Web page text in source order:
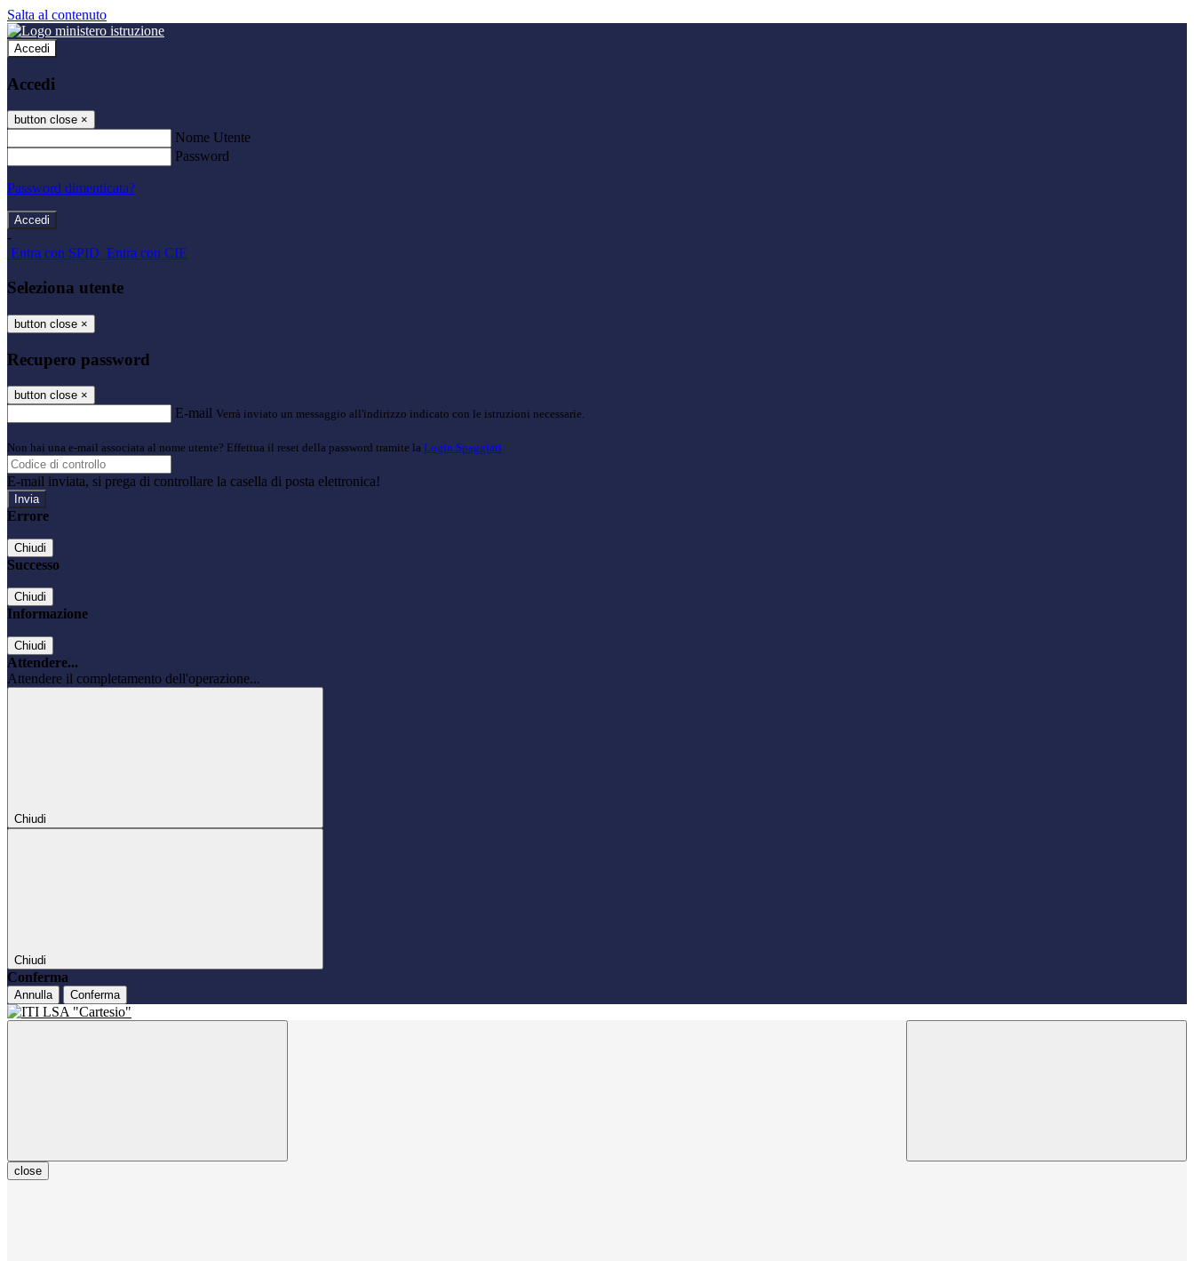
Salta al contenuto
Accedi
Accedi
button close ×
Nome Utente
Password
Password dimenticata?
-
Entra con SPID Entra con CIE
Seleziona utente
button close ×
Recupero password
button close ×
E-mail Verrà inviato un messaggio all'indirizzo indicato con le istruzioni necessarie.
Non hai una e-mail associata al nome utente? Effettua il reset della password tramite la Login Spaggiari
E-mail inviata, si prega di controllare la casella di posta elettronica!
Errore
Chiudi
Successo
Chiudi
Informazione
Chiudi
Attendere...
Attendere il completamento dell'operazione...
Chiudi
Chiudi
Conferma
Annulla Conferma
close